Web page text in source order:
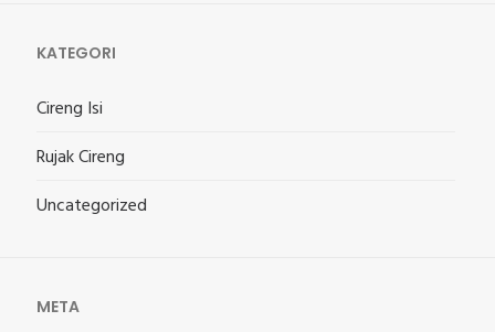
KATEGORI
Cireng Isi
Rujak Cireng
Uncategorized
META